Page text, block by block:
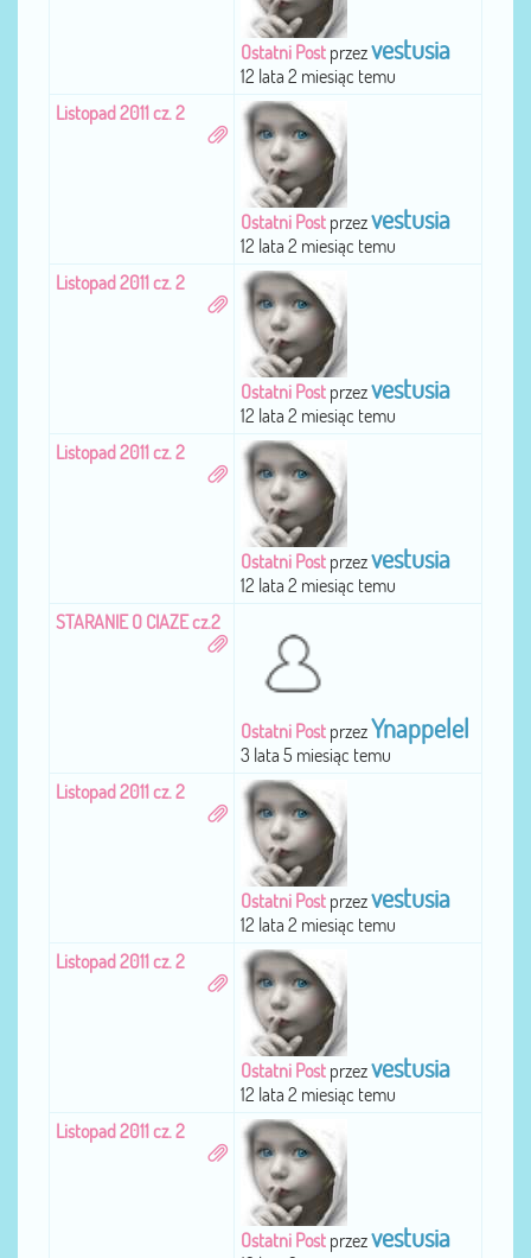
Ostatni Post przezvestusia
12 lata 2 miesiąc temu
Listopad 2011 cz. 2
Ostatni Post przezvestusia
12 lata 2 miesiąc temu
Listopad 2011 cz. 2
Ostatni Post przezvestusia
12 lata 2 miesiąc temu
Listopad 2011 cz. 2
Ostatni Post przezvestusia
12 lata 2 miesiąc temu
STARANIE O CIAZE cz.2
Ostatni Post przezYnappelel
3 lata 5 miesiąc temu
Listopad 2011 cz. 2
Ostatni Post przezvestusia
12 lata 2 miesiąc temu
Listopad 2011 cz. 2
Ostatni Post przezvestusia
12 lata 2 miesiąc temu
Listopad 2011 cz. 2
Ostatni Post przezvestusia